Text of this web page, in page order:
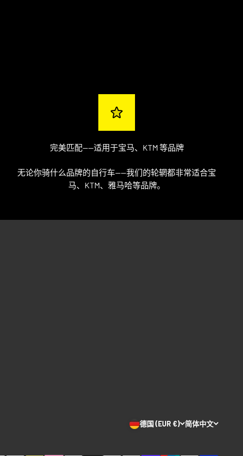
完美匹配——适用于宝马、KTM 等品牌
无论你骑什么品牌的自行车——我们的轮辋都非常适合宝
马、KTM、雅马哈等品牌。
德国 (EUR €) 简体中文